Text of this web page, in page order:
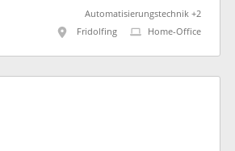
Automatisierungstechnik +2
Fridolfing
Home-Office